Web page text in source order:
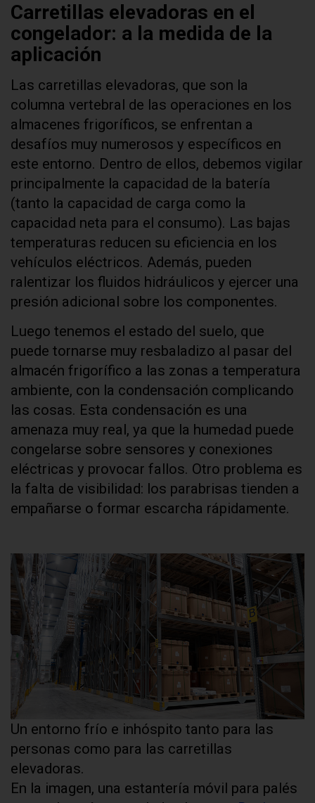
Carretillas elevadoras en el
congelador: a la medida de la
aplicación
Las carretillas elevadoras, que son la
columna vertebral de las operaciones en los
almacenes frigoríficos, se enfrentan a
desafíos muy numerosos y específicos en
este entorno. Dentro de ellos, debemos vigilar
principalmente la capacidad de la batería
(tanto la capacidad de carga como la
capacidad neta para el consumo). Las bajas
temperaturas reducen su eficiencia en los
vehículos eléctricos. Además, pueden
ralentizar los fluidos hidráulicos y ejercer una
presión adicional sobre los componentes.
Luego tenemos el estado del suelo, que
puede tornarse muy resbaladizo al pasar del
almacén frigorífico a las zonas a temperatura
ambiente, con la condensación complicando
las cosas. Esta condensación es una
amenaza muy real, ya que la humedad puede
congelarse sobre sensores y conexiones
eléctricas y provocar fallos. Otro problema es
la falta de visibilidad: los parabrisas tienden a
empañarse o formar escarcha rápidamente.
Un entorno frío e inhóspito tanto para las
personas como para las carretillas
elevadoras.
En la imagen, una estantería móvil para palés